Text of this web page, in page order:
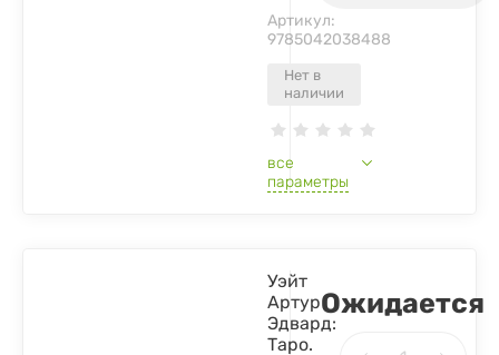
Нет в
наличии
Артикул:
9785042038488
все
параметры
Уэйт
Артур
Эдвард:
Таро.
Ожидается